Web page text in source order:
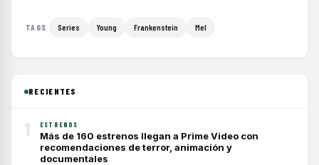
TAGS Series Young Frankenstein Mel
RECIENTES
1 ESTRENOS
Más de 160 estrenos llegan a Prime Video con
recomendaciones de terror, animación y
documentales